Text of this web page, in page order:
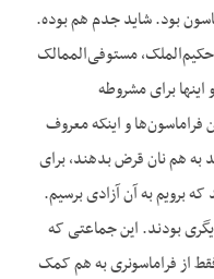
بود. شاید جدم هم بوده.
مستوفی‌الممالک
اینها برای مشروطه
و اینکه معروف
به هم نان قرض بدهند، برای
برویم به آن آزادی برسیم.
بودند. این جماعتی که
از فراماسونری به هم کمک